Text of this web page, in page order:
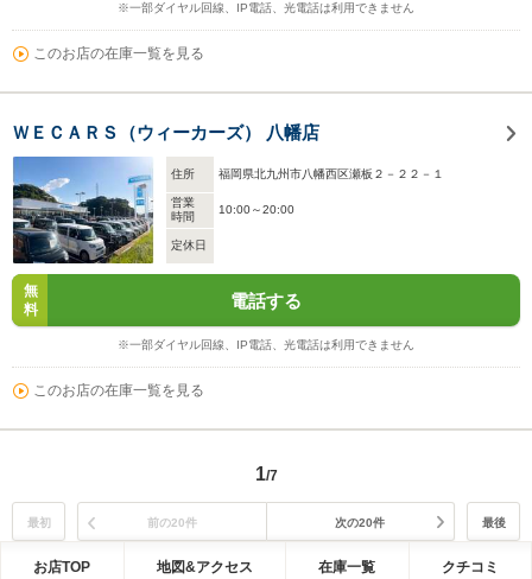
※一部ダイヤル回線、IP電話、光電話は利用できません
このお店の在庫一覧を見る
ＷＥＣＡＲＳ（ウィーカーズ） 八幡店
住所 福岡県北九州市八幡西区瀬板２－２２－１
営業
時間
10:00～20:00
定休日
無
料
電話する
※一部ダイヤル回線、IP電話、光電話は利用できません
このお店の在庫一覧を見る
1/7
最初 前の20件 次の20件 最後
お店TOP 地図&アクセス 在庫一覧 クチコミ